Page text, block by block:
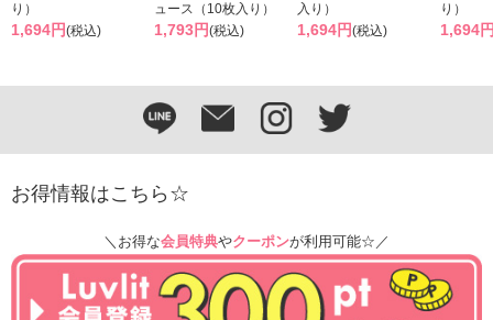
り）
1,694円(税込)
ュース（10枚入り）
1,793円(税込)
入り）
1,694円(税込)
り）
1,694
お得情報はこちら☆
＼お得な会員特典やクーポンが利用可能☆／